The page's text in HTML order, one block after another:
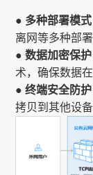
● 多种部署模式
离网等多种部
● 数据加密保护
术，确保数据
● 终端安全防护
拷贝到其他设备